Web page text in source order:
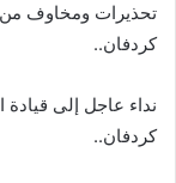
تحذيرات ومخاوف من
كردفان..
كردفان..